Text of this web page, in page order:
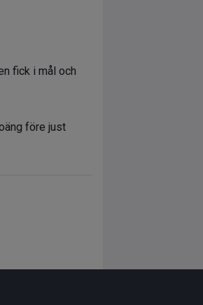
fick i mål och
före just